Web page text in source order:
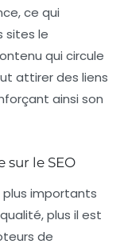
ce qui
sites le
qui circule
attirer des liens
ainsi son
le SEO
plus importants
plus il est
de